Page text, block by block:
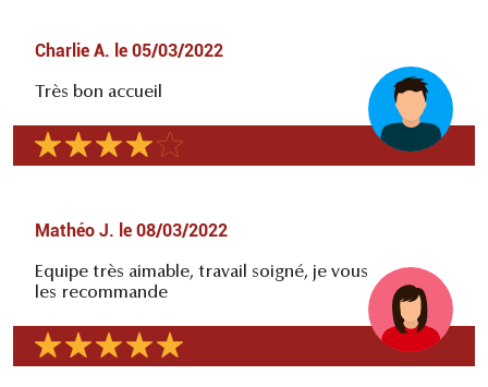
Charlie A. le 05/03/2022
Très bon accueil
Mathéo J. le 08/03/2022
Equipe très aimable, travail soigné, je vous
les recommande